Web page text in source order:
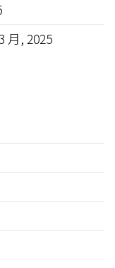
月, 2025